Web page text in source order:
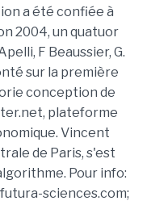
a été confiée à
2004, un quatuor
F Beaussier, G.
sur la première
conception de
plateforme
Vincent
de Paris, s'est
Pour info:
sciences.com;